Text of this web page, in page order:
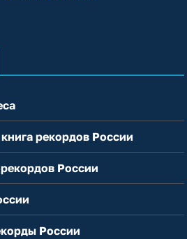
рекордов России
России
России